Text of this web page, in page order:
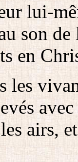
lui-
son
en
les
airs,